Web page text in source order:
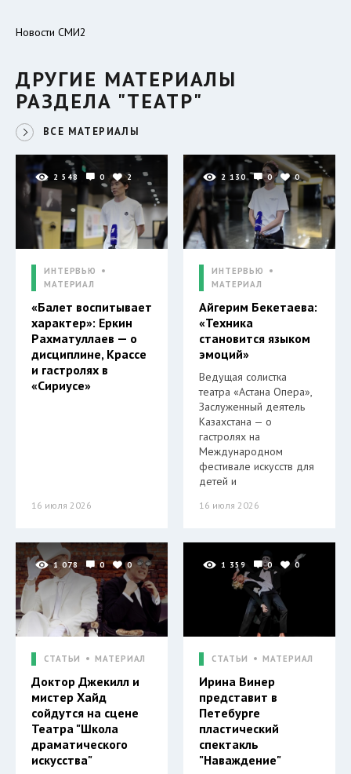
Новости СМИ2
ДРУГИЕ МАТЕРИАЛЫ
РАЗДЕЛА "ТЕАТР"
ВСЕ МАТЕРИАЛЫ
2 548 0 2
ИНТЕРВЬЮ
МАТЕРИАЛ
«Балет воспитывает
характер»: Еркин
Рахматуллаев — о
дисциплине, Крассе
и гастролях в
«Сириусе»
16 июля 2026
2 130 0 0
ИНТЕРВЬЮ
МАТЕРИАЛ
Айгерим Бекетаева:
«Техника
становится языком
эмоций»
Ведущая солистка
театра «Астана Опера»,
Заслуженный деятель
Казахстана — о
гастролях на
Международном
фестивале искусств для
детей и
16 июля 2026
1 078 0 0
СТАТЬИ МАТЕРИАЛ
Доктор Джекилл и
мистер Хайд
сойдутся на сцене
Театра "Школа
драматического
искусства"
1 359 0 0
СТАТЬИ МАТЕРИАЛ
Ирина Винер
представит в
Петебурге
пластический
спектакль
"Наваждение"